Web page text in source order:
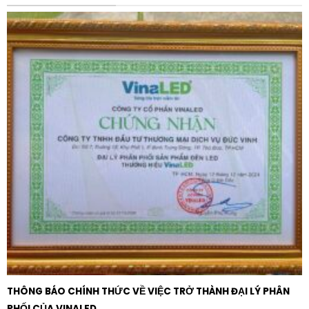
đá”. Với Cầu dao hộp đảo chiều 3 pha 4 cực 3000A, mọi
chi tiết từ cơ cấu truyền động đến vật liệu cách điện
đều được chọn lọc kỹ lưỡng, đảm bảo thiết bị hoạt
động ổn định trong nhiều thập kỷ.
Ứng dụng thực tiễn của sản phẩm
Nhờ công suất cực lớn và độ tin cậy cao, Cầu dao hộp
đảo chiều 3 pha 4 cực 3000A VINAKIP được ứng dụng
rộng rãi trong nhiều lĩnh vực trọng điểm:
Khu công nghiệp và Nhà máy: Sử dụng để chuyển
đổi nguồn điện cho các dây chuyền sản xuất tự
động, lò luyện kim, và hệ thống máy nén khí công
suất cao.
Tòa nhà văn phòng và Chung cư cao cấp:Đảm bảo
nguồn điện cho hệ thống thang máy, bơm phòng
cháy chữa cháy, và chiếu sáng thoát hiểm luôn sẵn
THÔNG BÁO CHÍNH THỨC VỀ VIỆC TRỞ THÀNH ĐẠI LÝ PHÂN